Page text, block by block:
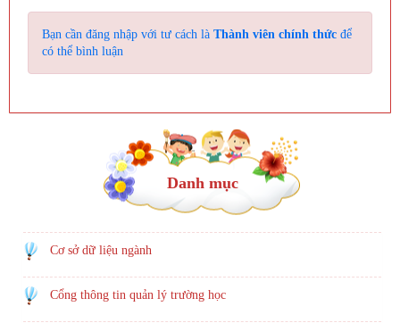
Bạn cần đăng nhập với tư cách là Thành viên chính thức để
có thể bình luận
Danh mục
Cơ sở dữ liệu ngành
Cổng thông tin quản lý trường học